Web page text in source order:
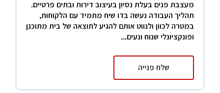
מעצבת פנים בעלת נסיון בעיצוב דירות ובתים פרטיים.
תהליך העבודה נעשה בדו שיח מתמיד עם הלקוחות,
במטרה לכוון ולנווט אותם להגיע לתוצאה של בית מתוכנן
ופונקציונלי שנוח ונעים...
שלח פנייה